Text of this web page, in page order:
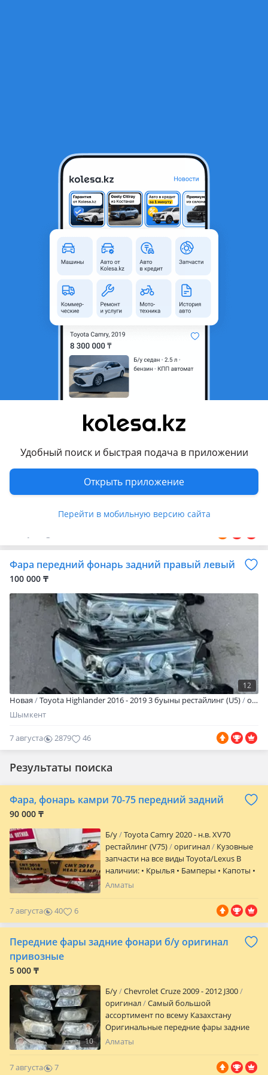
Удобный поиск и быстрая подача в приложении
Открыть приложение
Перейти в мобильную версию сайта
327 11
Передние фары задние фонари б/у оригинал
Б/y Chevrolet Cruze 2009 - 2012 J300 оригинал Самый большой ассортимент по всему Казахстану Оригинальные передние фары задние фонари из Японии Самые низкие цены по Казахстану Nissan Patrol Nissan Pathfinder Nissan Note Nissan Teana Nissan Tida Nissan Murano Nissan Micra Nissan Mistral Nissan Pulsar Nissan Primera Nissan Fuga Nissan Serena Toyota Alphard Toyota Aurion Toyota Camry 25 Toyota Estima Volkswagen Golf 4 Volkswagen Bora Jetta Lexus LS460 Lexus GS 190 Honda Odyssey Honda Stepwgon Honda Elysion Mitsubishi Pajero Mitsubishi Grandis Chevrolet Cruze Chevrolet Captiva Chevrolet Malibu Subaro Legacy Subaro Outback Volvo XC90 GMC Envoy Hyundai Genesis Kia Sedona Ford Fokus Nissan Pulsar Nissan Primera И много другое Передние Фары, задние Фонари Пишите или звоните по номеру телефона: Отправляйте фото своих фар Полировка в подарок Все запчасти привозные из Японии, без посредников и перекупщиков напрямую со склада г. Алмата Отправка во все города Казахстана!
0
Фара передний фонарь задний правый левый
100 000 ₸
12
Новая Toyota Highlander 2016 - 2019 3 буыны рестайлинг (U5)
оригинал
Шымкент
7 августа 2879 46
Результаты поиска
Фара, фонарь камри 70-75 передний задний
90 000 ₸
4
Б/y
Toyota Camry 2020 - н.в. XV70
рестайлинг (V75)
оригинал
Кузовные
запчасти на все виды Toyota/Lexus В
наличии: • Крылья • Бамперы • Капоты •
Фары/стопы • Двери • Зеркала • Решётки
Подходят на разные модели Toyota и
Lexus — Camry, Corolla, RAV4, LX, RX, ES,
GX и другие. Есть как новые, так и б/у
детали. Дополнительно: — Возможна
сделаю точную цену. Кар сити 4 ярус 180
бутик Ердос
Алматы
7 августа 40 6
Передние фары задние фонари б/у оригинал
привозные
5 000 ₸
10
Б/y
Chevrolet Cruze 2009 - 2012 J300
оригинал
Самый большой
ассортимент по всему Казахстану
Оригинальные передние фары задние
фонари из Японии Самые низкие цены
Pathfinder Nissan Note Nissan Teana
Алматы
7 августа
7